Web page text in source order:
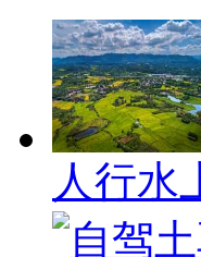
人行水